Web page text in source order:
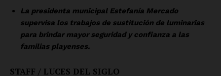
La presidenta municipal Estefanía Mercado
supervisa los trabajos de sustitución de luminarias
para brindar mayor seguridad y confianza a las
familias playenses.
STAFF / LUCES DEL SIGLO